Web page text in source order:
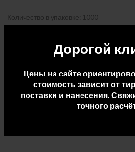
Дорогой
Цены на сайте
стоимость зависит от
поставки и нанесения.
точного
Количество в упаковке: 1000
ДОПОЛНИТЕЛЬНАЯ ИНФОРМАЦИЯ